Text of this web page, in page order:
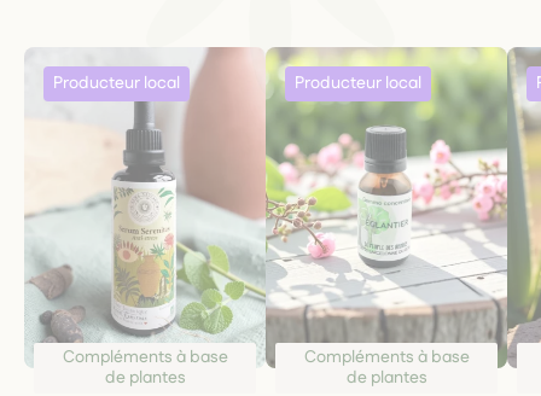
Compléments à base
de plantes
Compléments à base
de plantes